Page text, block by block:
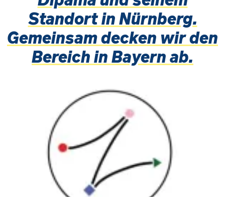
Standort in Nürnberg.
Gemeinsam decken wir den
Bereich in Bayern ab.